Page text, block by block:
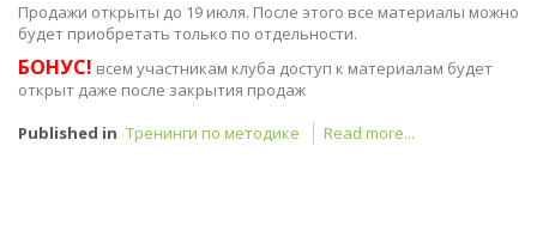
Продажи открыты до 19 июля. После этого все материалы можно
будет приобретать только по отдельности.
БОНУС! всем участникам клуба доступ к материалам будет
открыт даже после закрытия продаж
Published in Тренинги по методике Read more...